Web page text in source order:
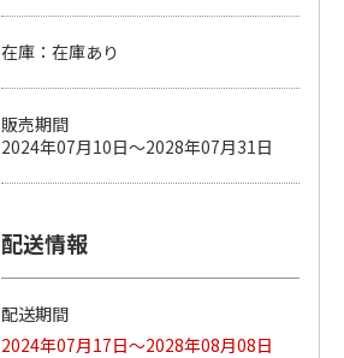
ペット線香 虹のか
なた フルーティフ
ローラルの香り
在庫：在庫あり
販売期間
2024年07月10日～2028年07月31日
配送情報
配送期間
2024年07月17日～2028年08月08日